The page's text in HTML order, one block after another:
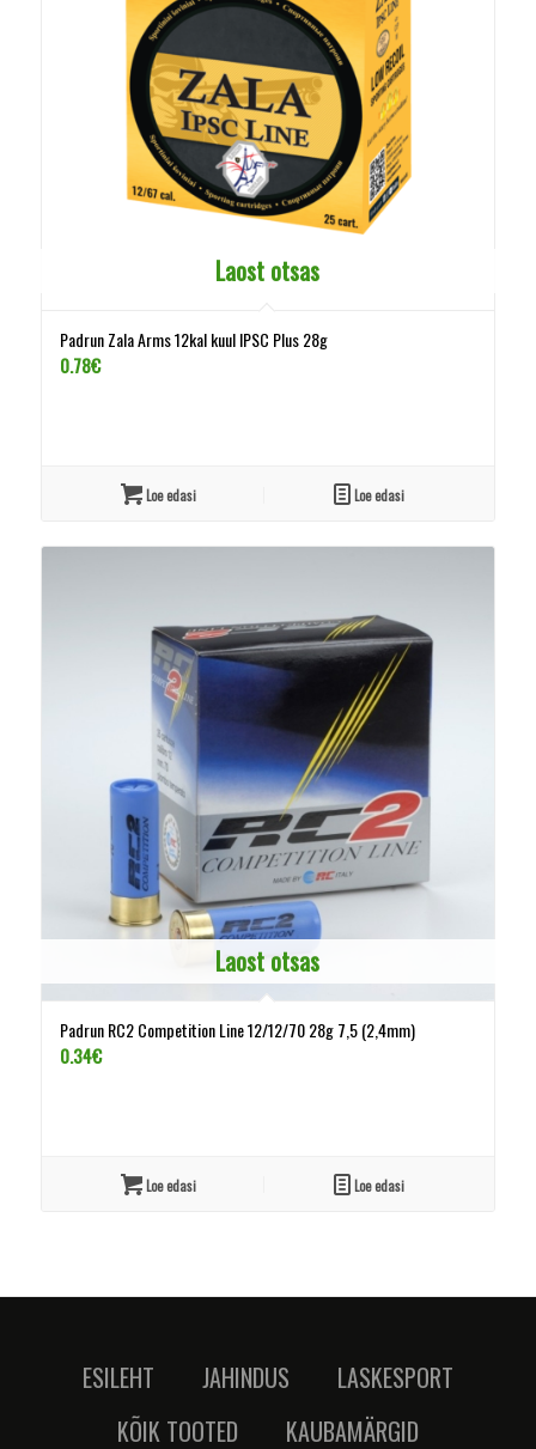
Laost otsas
Padrun Zala Arms 12kal kuul IPSC Plus 28g
0.78€
Loe edasi Loe edasi
Laost otsas
Padrun RC2 Competition Line 12/12/70 28g 7,5 (2,4mm)
0.34€
Loe edasi Loe edasi
ESILEHT JAHINDUS
LASKESPORT
KÕIK TOOTED
KAUBAMÄRGID